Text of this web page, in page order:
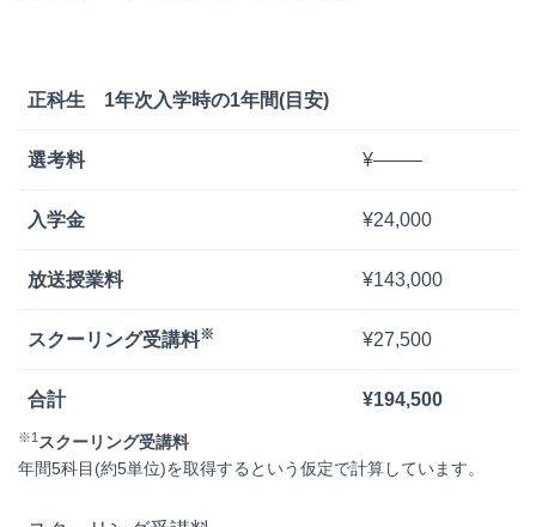
正科生 1年次入学時の1年間(目安)
選考料 ¥——–
入学金 ¥24,000
放送授業料 ¥143,000
スクーリング受講料※ ¥27,500
合計 ¥194,500
※1 スクーリング受講料
年間5科目(約5単位)を取得するという仮定で計算しています。